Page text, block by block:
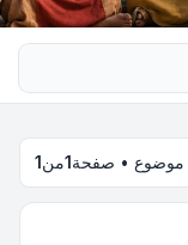
1من1